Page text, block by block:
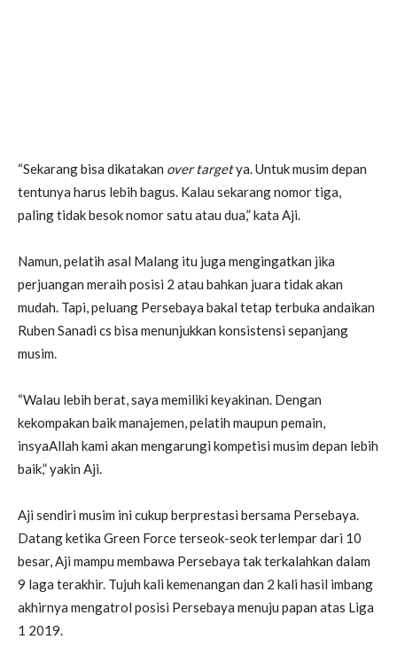
“Sekarang bisa dikatakan over targetya. Untuk musim depan
tentunya harus lebih bagus. Kalau sekarang nomor tiga,
paling tidak besok nomor satu atau dua,” kata Aji.
Namun, pelatih asal Malang itu juga mengingatkan jika
perjuangan meraih posisi 2 atau bahkan juara tidak akan
mudah. Tapi, peluang Persebaya bakal tetap terbuka andaikan
Ruben Sanadi cs bisa menunjukkan konsistensi sepanjang
musim.
“Walau lebih berat, saya memiliki keyakinan. Dengan
kekompakan baik manajemen, pelatih maupun pemain,
insyaAllah kami akan mengarungi kompetisi musim depan lebih
baik,” yakin Aji.
Aji sendiri musim ini cukup berprestasi bersama Persebaya.
Datang ketika Green Force terseok-seok terlempar dari 10
besar, Aji mampu membawa Persebaya tak terkalahkan dalam
9 laga terakhir. Tujuh kali kemenangan dan 2 kali hasil imbang
akhirnya mengatrol posisi Persebaya menuju papan atas Liga
1 2019.